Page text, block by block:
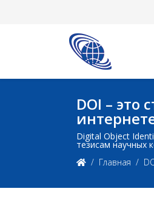
DOI –
Digital Object
тезисам научных
Главная